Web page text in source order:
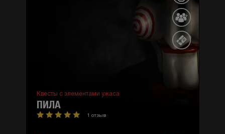
Квесты с элементами ужаса
ПИЛА
1 отзыв